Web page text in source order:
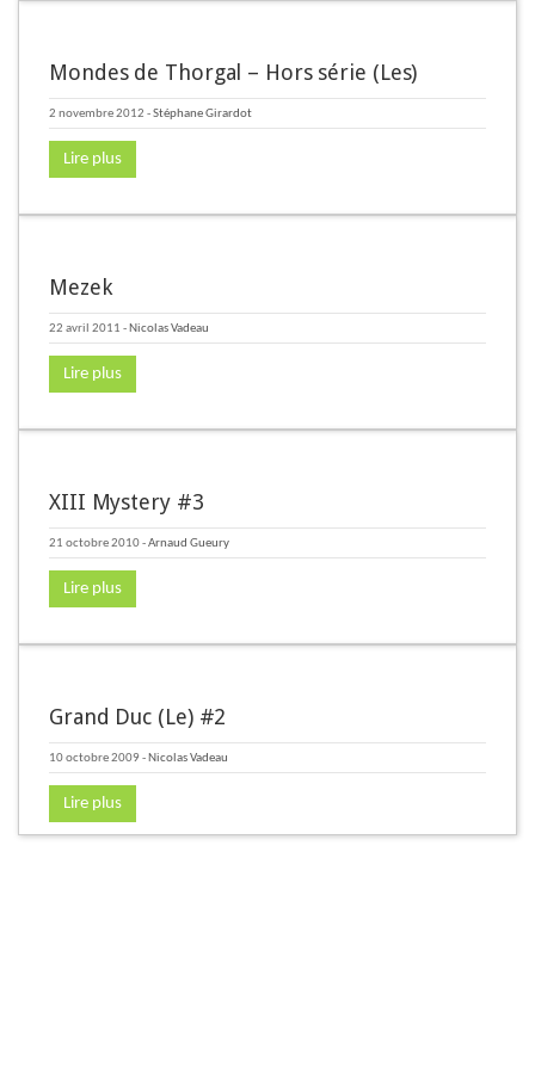
Mondes de Thorgal – Hors série (Les)
2 novembre 2012 -Stéphane Girardot
Lire plus
Mezek
22 avril 2011 - Nicolas Vadeau
Lire plus
XIII Mystery #3
21 octobre 2010-Arnaud Gueury
Lire plus
Grand Duc (Le) #2
10 octobre 2009- Nicolas Vadeau
Lire plus